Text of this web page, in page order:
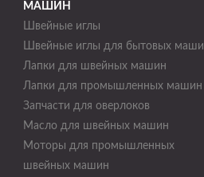
МАШИН
Швейные иглы
Швейные иглы для бытовых
Лапки для швейных машин
Лапки для промышленных машин
Запчасти для оверлоков
Масло для швейных машин
Моторы для промышленных
швейных машин